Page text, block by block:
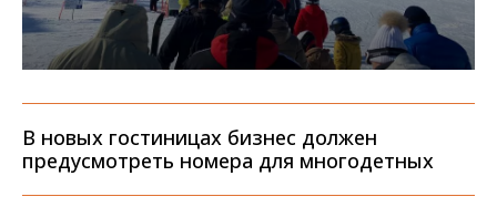
В новых гостиницах бизнес должен
предусмотреть номера для многодетных